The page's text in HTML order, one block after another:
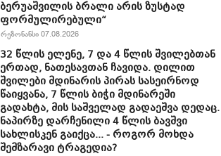
ბერუაშვილის ბრალი არის ზუსტად
ფორმულირებული“
რეზონანსი 07.08.2026
32 წლის ელენე, 7 და 4 წლის შვილებთან
ერთად, ნათესავთან ჩავიდა. დილით
შვილები მდინარის პირას სასეირნოდ
წაიყვანა, 7 წლის ბიჭი მდინარეში
გადახტა, მის საშველად გადაეშვა დედაც.
ნაპირზე დარჩენილი 4 წლის ბავშვი
სახლისკენ გაიქცა... - როგორ მოხდა
შემზარავი ტრაგედია?